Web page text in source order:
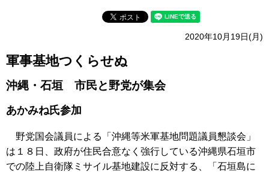
2020年10月19日(月)
軍事基地つくらせぬ
沖縄・石垣 市民と野党が集会
あかみね氏参加
野党国会議員による「沖縄等米軍基地問題議員懇談会」
は１８日、政府が住民合意なく強行している沖縄県石垣市
での陸上自衛隊ミサイル基地建設に反対する、「石垣島に